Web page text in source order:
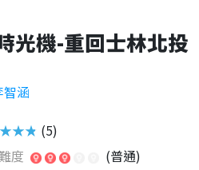
光機-重回士林北投
智涵
(5)
度
(普通)